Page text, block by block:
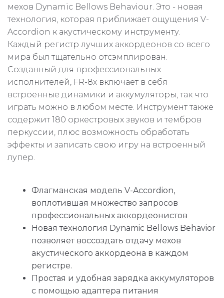
мехов Dynamic Bellows Behaviour. Это - новая
технология, которая приближает ощущения V-
Accordion к акустическому инструменту.
Каждый регистр лучших аккордеонов со всего
мира был тщательно отсэмплирован.
Созданный для профессиональных
исполнителей, FR-8x включает в себя
встроенные динамики и аккумуляторы, так что
играть можно в любом месте. Инструмент также
содержит 180 оркестровых звуков и тембров
перкуссии, плюс возможность обработать
эффекты и записать свою игру на встроенный
лупер.
Флагманская модель V-Accordion,
воплотившая множество запросов
профессиональных аккордеонистов
Новая технология Dynamic Bellows Behavior
позволяет воссоздать отдачу мехов
акустического аккордеона в каждом
регистре.
Простая и удобная зарядка аккумуляторов
с помощью адаптера питания